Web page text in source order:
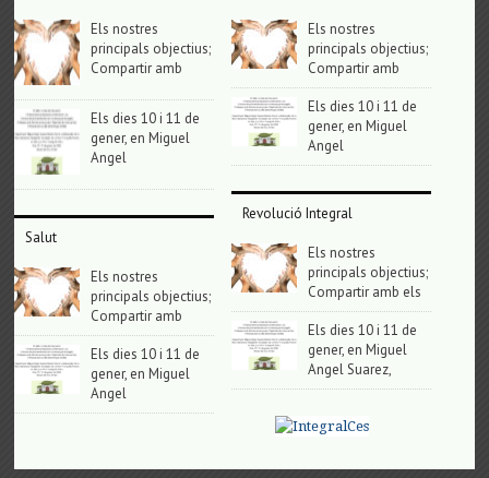
Els nostres
principals objectius;
Compartir amb
Els dies 10 i 11 de
gener, en Miguel
Angel
Salut
Els nostres
principals objectius;
Compartir amb
Els dies 10 i 11 de
gener, en Miguel
Angel
Els nostres
principals objectius;
Compartir amb
Els dies 10 i 11 de
gener, en Miguel
Angel
Revolució Integral
Els nostres
principals objectius;
Compartir amb els
Els dies 10 i 11 de
gener, en Miguel
Angel Suarez,